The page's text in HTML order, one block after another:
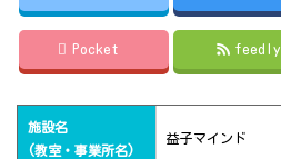
Pocket feedly
施設名
(教室・事業所名)
益子マインド